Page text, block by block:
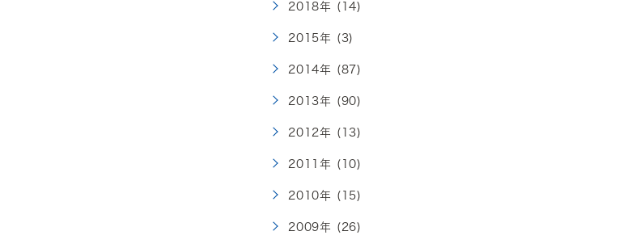
2018年 (14)
2015年 (3)
2014年 (87)
2013年 (90)
2012年 (13)
2011年 (10)
2010年 (15)
2009年 (26)